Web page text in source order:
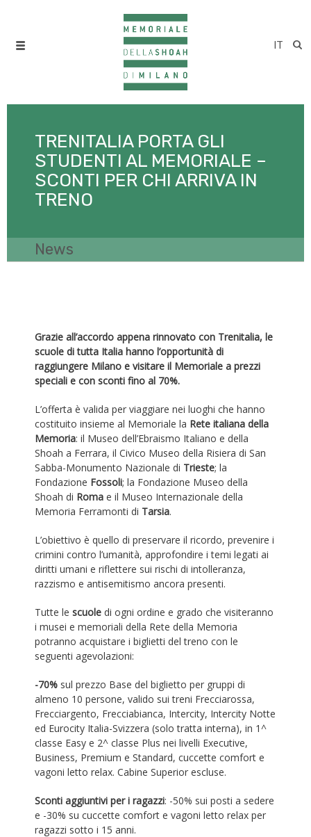
IT
TRENITALIA PORTA GLI
STUDENTI AL MEMORIALE –
SCONTI PER CHI ARRIVA IN
TRENO
News
Grazie all’accordo appena rinnovato con Trenitalia, le
scuole di tutta Italia hanno l’opportunità di
raggiungere Milano e visitare il Memoriale a prezzi
speciali e con sconti fino al 70%.
L’offerta è valida per viaggiare nei luoghi che hanno
costituito insieme al Memoriale la Rete italiana della
Memoria: il Museo dell’Ebraismo Italiano e della
Shoah a Ferrara, il Civico Museo della Risiera di San
Sabba-Monumento Nazionale di Trieste; la
Fondazione Fossoli; la Fondazione Museo della
Shoah di Roma e il Museo Internazionale della
Memoria Ferramonti di Tarsia.
L’obiettivo è quello di preservare il ricordo, prevenire i
crimini contro l’umanità, approfondire i temi legati ai
diritti umani e riflettere sui rischi di intolleranza,
razzismo e antisemitismo ancora presenti.
Tutte le scuole di ogni ordine e grado che visiteranno
i musei e memoriali della Rete della Memoria
potranno acquistare i biglietti del treno con le
seguenti agevolazioni:
-70% sul prezzo Base del biglietto per gruppi di
almeno 10 persone, valido sui treni Frecciarossa,
Frecciargento, Frecciabianca, Intercity, Intercity Notte
ed Eurocity Italia-Svizzera (solo tratta interna), in 1^
classe Easy e 2^ classe Plus nei livelli Executive,
Business, Premium e Standard, cuccette comfort e
vagoni letto relax. Cabine Superior escluse.
Sconti aggiuntivi per i ragazzi: -50% sui posti a sedere
e -30% su cuccette comfort e vagoni letto relax per
ragazzi sotto i 15 anni.